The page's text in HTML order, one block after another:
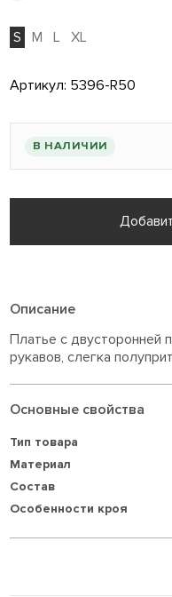
S M L XL
Артикул: 5396-R50
В НАЛИЧИИ
Описание
Платье с двусторонней
рукавов, слегка
Основные свойства
Тип товара
Материал
Состав
Особенности кроя